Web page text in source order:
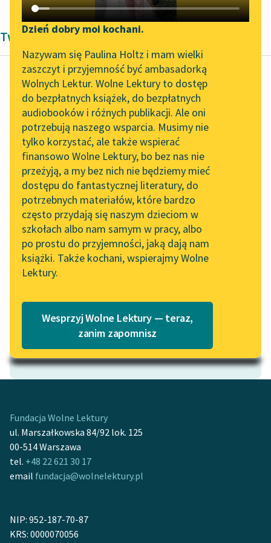
Katalog DAISY
Podkasty o książkach
Zgłoś brak utworu
Aktualności
„Prokurator Alicja Horn”
do słuchania
Byliśmy częścią AI Impact
Lab
Zapraszamy na spotkanie
online z tłumaczkami
literatury skandynawskiej
Spotkanie z Katarzyną
Tunkiel w Oslo
102. lata temu zmarł
Joseph Conrad
Lektury szkolne i klasyka
literatury do słuchania dla
uczennic i uczniów z
niepełnosprawnościami
szkolnych i literatury do
słuchania dla uczennic i
uczniów z
niepełnosprawnościami
Feministyczne inspiracje.
feministycznej
Narzędzia
Mapa Wolnych Lektur
Leśmianator
Przewodnik dla piszących i
czytających
API
OAI-PMH
Widget Wolnych Lektur
Przypisy
Katalog w formacie PDF
Dzień dobry moi kochani.
Nazywam się Paulina Holtz i mam wielki
zaszczyt i przyjemność być ambasadorką
Wolnych Lektur. Wolne Lektury to dostęp
do bezpłatnych książek, do bezpłatnych
audiobooków i różnych publikacji. Ale oni
potrzebują naszego wsparcia. Musimy nie
tylko korzystać, ale także wspierać
finansowo Wolne Lektury, bo bez nas nie
przeżyją, a my bez nich nie będziemy mieć
dostępu do fantastycznej literatury, do
potrzebnych materiałów, które bardzo
często przydają się naszym dzieciom w
szkołach albo nam samym w pracy, albo
po prostu do przyjemności, jaką dają nam
książki. Także kochani, wspierajmy Wolne
Lektury.
Wesprzyj Wolne Lektury — teraz,
zanim zapomnisz
Twórczość Cecylii Walewskiej
Cecylia Walewska
Z dziejów krzywdy
kobiet
Każdy w Rzymie był
sobą tylko zajęty.
Wielkie bogactwa,
które po wojnach
szczęśliwych spadły
na...
Motyw: Egoizm
Fundacja Wolne Lektury
ul. Marszałkowska 84/92 lok. 125
00-514 Warszawa
tel. +48 22 621 30 17
email fundacja@wolnelektury.pl
NIP: 952-187-70-87
KRS: 0000070056